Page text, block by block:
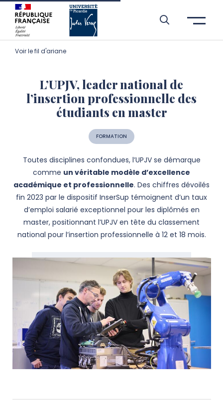
Aller à l’entête de page
Aller au menu principale
Aller au contenu principal
Aller à la recherche
Passer aux cookies
Aller au pied de page
Voir le fil d'ariane
L’UPJV, leader national de
l’insertion professionnelle des
étudiants en master
FORMATION
Toutes disciplines confondues, l’UPJV se démarque
comme un véritable modèle d’excellence
académique et professionnelle. Des chiffres dévoilés
fin 2023 par le dispositif InserSup témoignent d’un taux
d’emploi salarié exceptionnel pour les diplômés en
master, positionnant l’UPJV en tête du classement
national pour l’insertion professionnelle à 12 et 18 mois.